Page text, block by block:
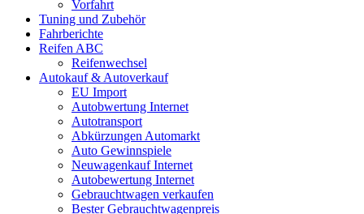
Vorfahrt
Tuning und Zubehör
Fahrberichte
Reifen ABC
Reifenwechsel
Autokauf & Autoverkauf
EU Import
Autobwertung Internet
Autotransport
Abkürzungen Automarkt
Auto Gewinnspiele
Neuwagenkauf Internet
Autobewertung Internet
Gebrauchtwagen verkaufen
Bester Gebrauchtwagenpreis